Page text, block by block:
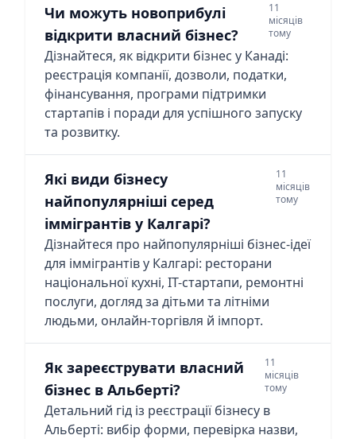
Чи можуть новоприбулі
відкрити власний бізнес?
11
місяців
тому
Дізнайтеся, як відкрити бізнес у Канаді:
реєстрація компанії, дозволи, податки,
фінансування, програми підтримки
стартапів і поради для успішного запуску
та розвитку.
Які види бізнесу
найпопулярніші серед
іммігрантів у Калгарі?
11
місяців
тому
Дізнайтеся про найпопулярніші бізнес-ідеї
для іммігрантів у Калгарі: ресторани
національної кухні, ІТ-стартапи, ремонтні
послуги, догляд за дітьми та літніми
людьми, онлайн-торгівля й імпорт.
Як зареєструвати власний
бізнес в Альберті?
11
місяців
тому
Детальний гід із реєстрації бізнесу в
Альберті: вибір форми, перевірка назви,